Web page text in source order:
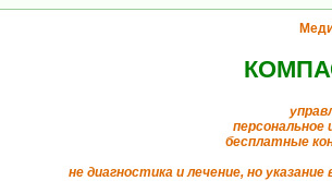
персональное
бесплатные
не диагностика и лечение, но